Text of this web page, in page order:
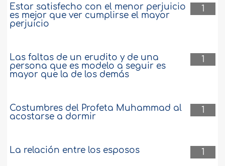
1
Estar satisfecho con el menor perjuicio
es mejor que ver cumplirse el mayor
perjuicio
1
Las faltas de un erudito y de una
persona que es modelo a seguir es
mayor que la de los demás
1
Costumbres del Profeta Muhammad al
acostarse a dormir
1
La relación entre los esposos